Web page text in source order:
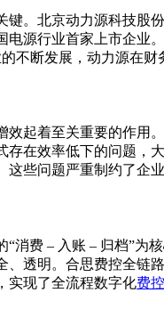
。北京动力源科技
源行业首家上市企
不断发展，动力源在财
起着至关重要的作
在效率低下的问题
些问题严重制约了企
消费 – 入账 – 归档”
透明。合思费控全
实现了全流程数字化费